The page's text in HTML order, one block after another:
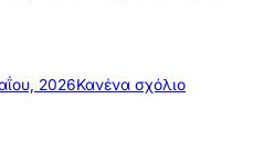
2026Κανένα σχόλιογ